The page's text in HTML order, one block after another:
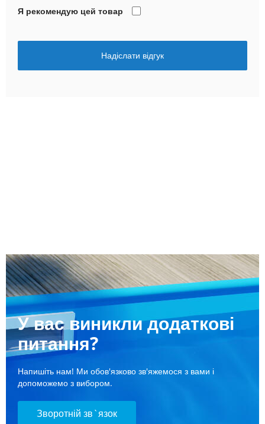
Я рекомендую цей товар
Надіслати відгук
У вас виникли додаткові
питання?
Напишіть нам! Ми обов'язково зв'яжемося з вами і
допоможемо з вибором.
Зворотній зв`язок